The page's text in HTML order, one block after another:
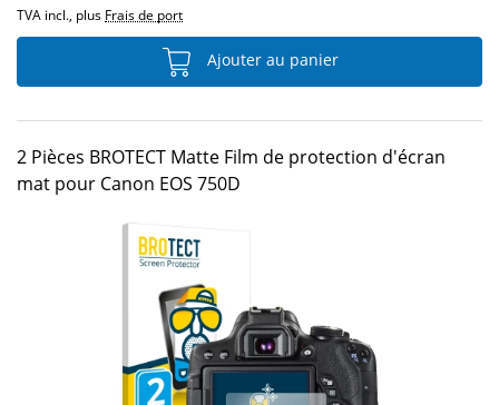
TVA incl., plus Frais de port
Ajouter au panier
2 Pièces BROTECT Matte Film de protection d'écran
mat pour Canon EOS 750D